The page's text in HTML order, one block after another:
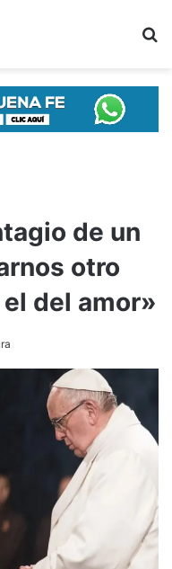
de un
otro
el del amor»